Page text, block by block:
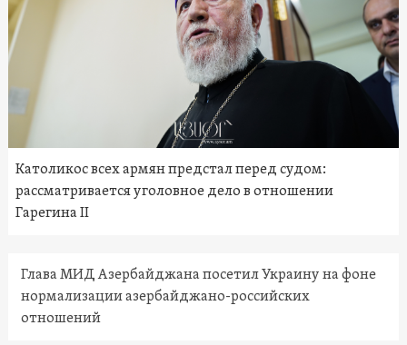
Католикос всех армян предстал перед судом:
рассматривается уголовное дело в отношении
Гарегина II
Глава МИД Азербайджана посетил Украину на фоне
нормализации азербайджано-российских
отношений